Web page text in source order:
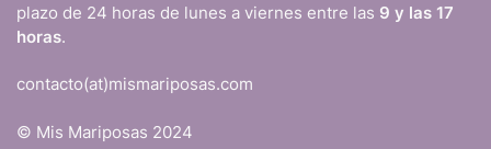
plazo de 24 horas de lunes a viernes entre las 9 y las 17
horas.
contacto(at)mismariposas.com
© Mis Mariposas 2024